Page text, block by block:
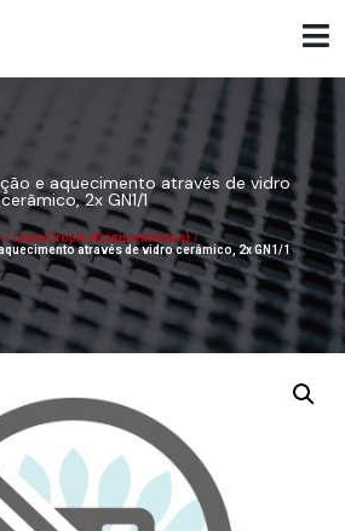
e aquecimento através de vidro
cerâmico, 2x GN1/1
/ Linha DropIn (Complementos) /
através de vidro cerâmico, 2x GN1/1